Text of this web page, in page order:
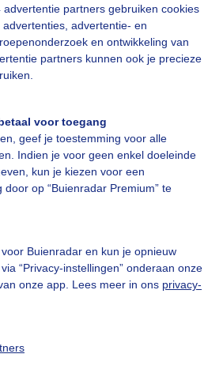
partners gebruiken cookies
advertentie- en
en ontwikkeling van
partners kunnen ook je precieze
voor toegang
geef je toestemming voor alle
Indien je voor geen enkel doeleinde
kun je kiezen voor een
op “Buienradar Premium” te
Buienradar en kun je opnieuw
“Privacy-instellingen” onderaan onze
onze app. Lees meer in ons privacy-